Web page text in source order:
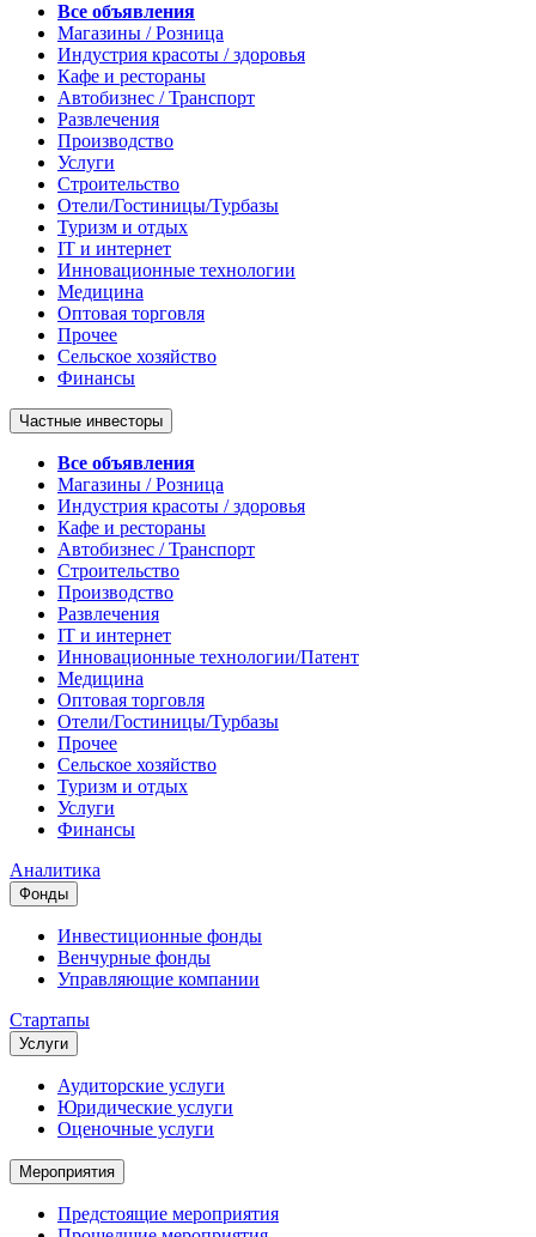
Все объявления
Магазины / Розница
Индустрия красоты / здоровья
Кафе и рестораны
Автобизнес / Транспорт
Развлечения
Производство
Услуги
Строительство
Отели/Гостиницы/Турбазы
Туризм и отдых
IT и интернет
Инновационные технологии
Медицина
Оптовая торговля
Прочее
Сельское хозяйство
Финансы
Частные инвесторы
Все объявления
Магазины / Розница
Индустрия красоты / здоровья
Кафе и рестораны
Автобизнес / Транспорт
Строительство
Производство
Развлечения
IT и интернет
Инновационные технологии/Патент
Медицина
Оптовая торговля
Отели/Гостиницы/Турбазы
Прочее
Сельское хозяйство
Туризм и отдых
Услуги
Финансы
Аналитика
Фонды
Инвестиционные фонды
Венчурные фонды
Управляющие компании
Стартапы
Услуги
Аудиторские услуги
Юридические услуги
Оценочные услуги
Мероприятия
Предстоящие мероприятия